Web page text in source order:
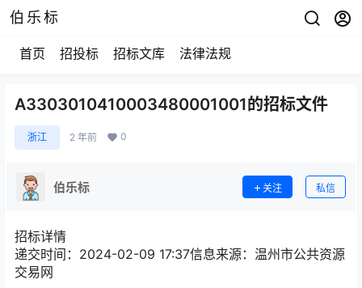
伯乐标
首页 招投标 招标文库 法律法规
A3303010410003480001001的招标文件
浙江 2 年前 0
伯乐标 关注 私信
招标详情
递交时间：2024-02-09 17:37信息来源： 温州市公共资源
交易网